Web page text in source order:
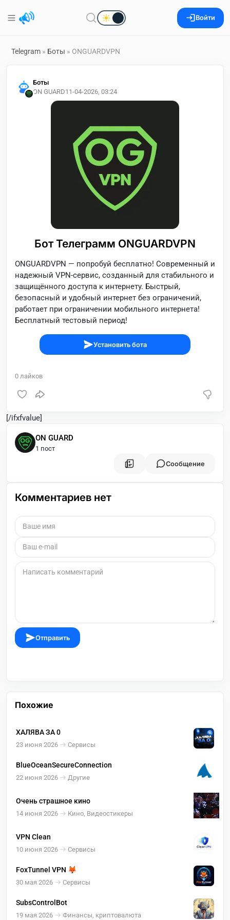
Войти
Telegram » Боты » ONGUARDVPN
Боты
ON GUARD11-04-2026, 03:24
Бот Телеграмм ONGUARDVPN
ONGUARDVPN — попробуй бесплатно! Современный и
надежный VPN-сервис, созданный для стабильного и
защищённого доступа к интернету. Быстрый,
безопасный и удобный интернет без ограничений,
работает при ограничении мобильного интернета!
Бесплатный тестовый период!
Установить бота
0 лайков
[/ifxfvalue]
ON GUARD
1 пост
Сообщение
Комментариев нет
Отправить
Похожие
ХАЛЯВА ЗА 0
23 июня 2026 Сервисы
BlueOceanSecureConnection
22 июня 2026 Другие
Очень страшное кино
14 июня 2026 Кино, Видеостикеры
VPN Clean
10 июня 2026 Сервисы
FoxTunnel VPN 🦊
30 мая 2026 Сервисы
SubsControlBot
19 мая 2026 Финансы, криптовалюта